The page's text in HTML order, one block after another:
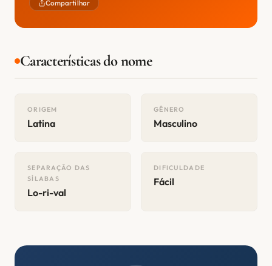
Compartilhar
Características do nome
ORIGEM
Latina
GÊNERO
Masculino
SEPARAÇÃO DAS
SÍLABAS
Lo-ri-val
DIFICULDADE
Fácil